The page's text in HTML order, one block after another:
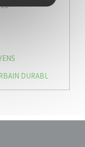
DURABL